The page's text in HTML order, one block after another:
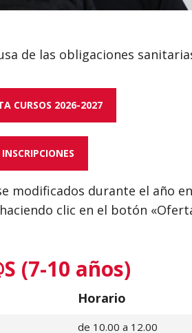
de las obligaciones
CURSOS 2026-2027
INSCRIPCIONES
modificados durante el año
clic en el botón
(7-10 años)
Horario
de 10.00 a 12.00